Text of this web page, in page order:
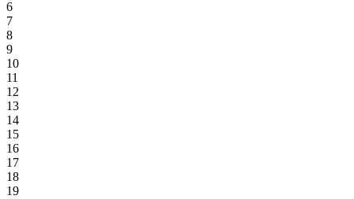
6
7
8
9
10
11
12
13
14
15
16
17
18
19